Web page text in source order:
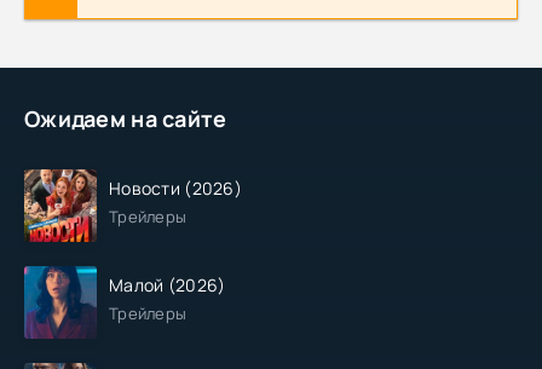
Ожидаем на сайте
Новости (2026)
Трейлеры
Малой (2026)
Трейлеры